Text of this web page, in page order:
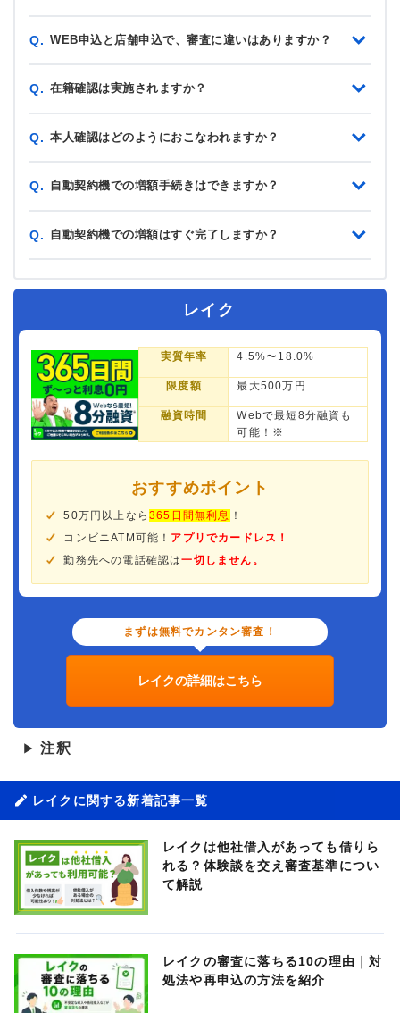
Q. WEB申込と店舗申込で、審査に違いはありますか？
Q. 在籍確認は実施されますか？
Q. 本人確認はどのようにおこなわれますか？
Q. 自動契約機での増額手続きはできますか？
Q. 自動契約機での増額はすぐ完了しますか？
レイク
実質年率 4.5%〜18.0%
限度額 最大500万円
融資時間
Webで最短8分融資も
可能！※
おすすめポイント
50万円以上なら365日間無利息
！
コンビニATM可能！ アプリでカードレス！
勤務先への電話確認は一切しません。
まずは無料でカンタン審査！
レイクの詳細はこちら
▶ 注釈
レイクに関する新着記事一覧
レイクは他社借入があっても借りら
れる？体験談を交え審査基準につい
て解説
レイクの審査に落ちる10の理由｜対
処法や再申込の方法を紹介